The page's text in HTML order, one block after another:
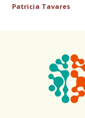
Patricia Tavares